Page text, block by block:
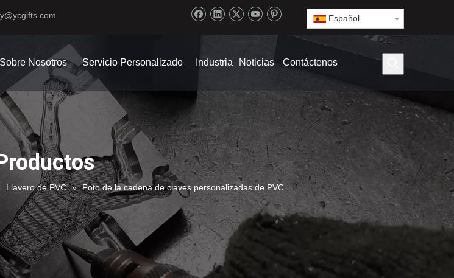
Español
Sobre Nosotros Servicio Personalizado Industria Noticias Contáctenos
Llavero de PVC » Foto de la cadena de claves personalizadas de PVC